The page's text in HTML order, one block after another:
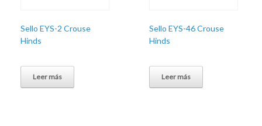
Sello EYS-2 Crouse
Hinds
Leer más
Sello EYS-46 Crouse
Hinds
Leer más